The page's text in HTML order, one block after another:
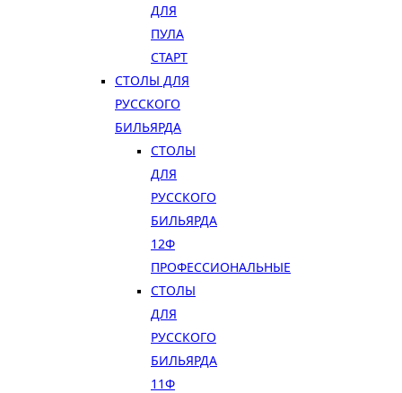
ДЛЯ
ПУЛА
СТАРТ
СТОЛЫ ДЛЯ
РУССКОГО
БИЛЬЯРДА
СТОЛЫ
ДЛЯ
РУССКОГО
БИЛЬЯРДА
12Ф
ПРОФЕССИОНАЛЬНЫЕ
СТОЛЫ
ДЛЯ
РУССКОГО
БИЛЬЯРДА
11Ф